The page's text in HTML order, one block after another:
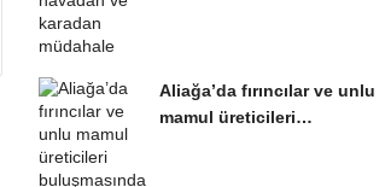
Aliağa’da fırıncılar ve unlu
mamul üreticileri